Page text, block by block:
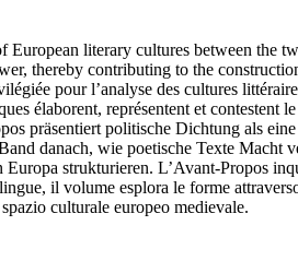
literary cultures between the
thereby contributing to the
pour l’analyse des cultures
élaborent, représentent et contestent
präsentiert politische Dichtung als
danach, wie poetische Texte Macht
strukturieren. L’Avant-Propos
il volume esplora le forme
culturale europeo medievale.